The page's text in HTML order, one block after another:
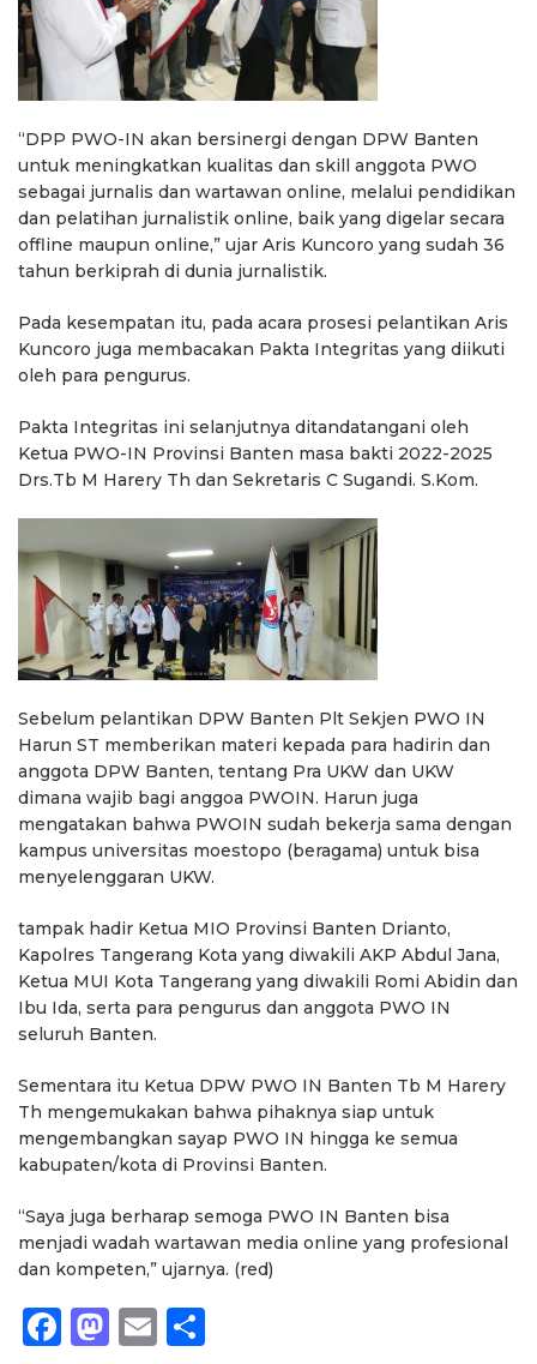
“DPP PWO-IN akan bersinergi dengan DPW Banten
untuk meningkatkan kualitas dan skill anggota PWO
sebagai jurnalis dan wartawan online, melalui pendidikan
dan pelatihan jurnalistik online, baik yang digelar secara
offline maupun online,” ujar Aris Kuncoro yang sudah 36
tahun berkiprah di dunia jurnalistik.
Pada kesempatan itu, pada acara prosesi pelantikan Aris
Kuncoro juga membacakan Pakta Integritas yang diikuti
oleh para pengurus.
Pakta Integritas ini selanjutnya ditandatangani oleh
Ketua PWO-IN Provinsi Banten masa bakti 2022-2025
Drs.Tb M Harery Th dan Sekretaris C Sugandi. S.Kom.
Sebelum pelantikan DPW Banten Plt Sekjen PWO IN
Harun ST memberikan materi kepada para hadirin dan
anggota DPW Banten, tentang Pra UKW dan UKW
dimana wajib bagi anggoa PWOIN. Harun juga
mengatakan bahwa PWOIN sudah bekerja sama dengan
kampus universitas moestopo (beragama) untuk bisa
menyelenggaran UKW.
tampak hadir Ketua MIO Provinsi Banten Drianto,
Kapolres Tangerang Kota yang diwakili AKP Abdul Jana,
Ketua MUI Kota Tangerang yang diwakili Romi Abidin dan
Ibu Ida, serta para pengurus dan anggota PWO IN
seluruh Banten.
Sementara itu Ketua DPW PWO IN Banten Tb M Harery
Th mengemukakan bahwa pihaknya siap untuk
mengembangkan sayap PWO IN hingga ke semua
kabupaten/kota di Provinsi Banten.
“Saya juga berharap semoga PWO IN Banten bisa
menjadi wadah wartawan media online yang profesional
dan kompeten,” ujarnya. (red)
Facebook
Mastodon
Email